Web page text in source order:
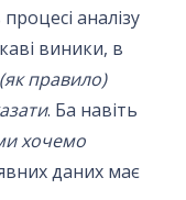
аналізу
виники, в
правило)
. Ба навіть
хочемо
даних має